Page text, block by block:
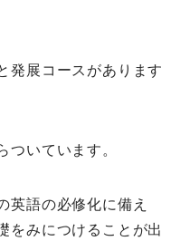
発展コースがあります
ついています。
英語の必修化に備え
をみにつけることが出